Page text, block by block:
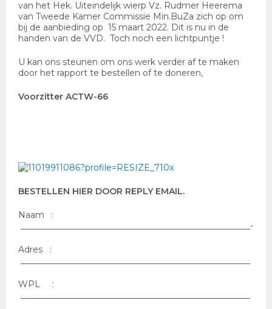
van het Hek. Uiteindelijk wierp Vz. Rudmer Heerema
van Tweede Kamer Commissie Min.BuZa zich op om
bij de aanbieding op 15 maart 2022. Dit is nu in de
handen van de VVD. Toch noch een lichtpuntje !
U kan ons steunen om ons werk verder af te maken
door het rapport te bestellen of te doneren,
Voorzitter ACTW-66
BESTELLEN HIER DOOR REPLY EMAIL.
Naam :
______________________________________________________-
Adres :
WPL :